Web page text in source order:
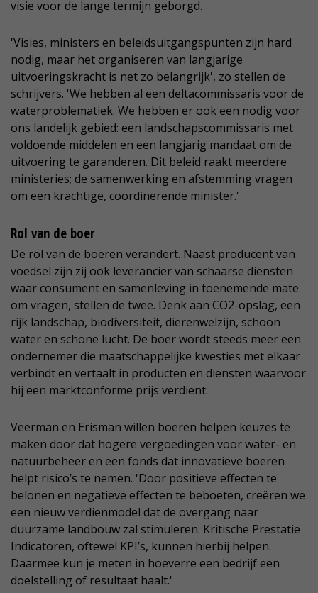
visie voor de lange termijn geborgd.
'Visies, ministers en beleidsuitgangspunten zijn hard
nodig, maar het organiseren van langjarige
uitvoeringskracht is net zo belangrijk', zo stellen de
schrijvers. 'We hebben al een deltacommissaris voor de
waterproblematiek. We hebben er ook een nodig voor
ons landelijk gebied: een landschapscommissaris met
voldoende middelen en een langjarig mandaat om de
uitvoering te garanderen. Dit beleid raakt meerdere
ministeries; de samenwerking en afstemming vragen
om een krachtige, coördinerende minister.'
Rol van de boer
De rol van de boeren verandert. Naast producent van
voedsel zijn zij ook leverancier van schaarse diensten
waar consument en samenleving in toenemende mate
om vragen, stellen de twee. Denk aan CO2-opslag, een
rijk landschap, biodiversiteit, dierenwelzijn, schoon
water en schone lucht. De boer wordt steeds meer een
ondernemer die maatschappelijke kwesties met elkaar
verbindt en vertaalt in producten en diensten waarvoor
hij een marktconforme prijs verdient.
Veerman en Erisman willen boeren helpen keuzes te
maken door dat hogere vergoedingen voor water- en
natuurbeheer en een fonds dat innovatieve boeren
helpt risico’s te nemen. 'Door positieve effecten te
belonen en negatieve effecten te beboeten, creëren we
een nieuw verdienmodel dat de overgang naar
duurzame landbouw zal stimuleren. Kritische Prestatie
Indicatoren, oftewel KPI’s, kunnen hierbij helpen.
Daarmee kun je meten in hoeverre een bedrijf een
doelstelling of resultaat haalt.'